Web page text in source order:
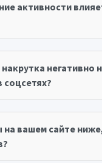
активности
негативно
соцсетях?
вашем сайте